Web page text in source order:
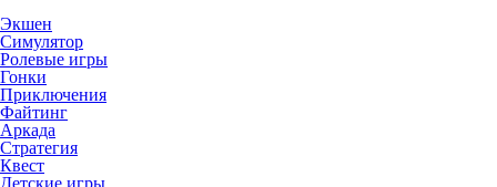
Экшен
Симулятор
Ролевые игры
Гонки
Приключения
Файтинг
Аркада
Стратегия
Квест
Детские игры